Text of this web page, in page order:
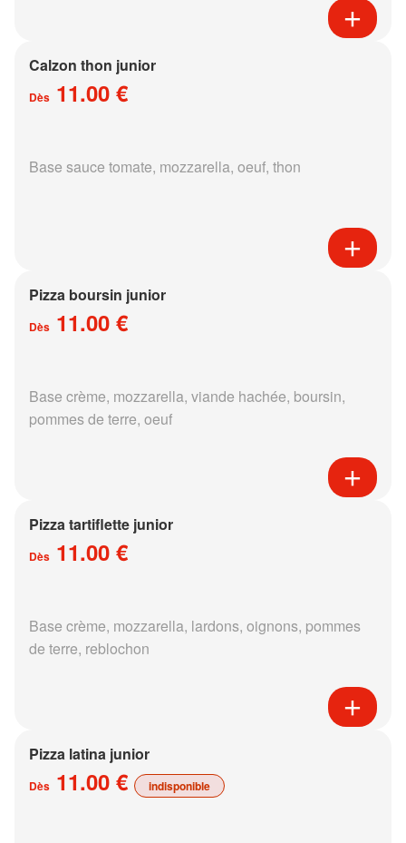
Calzon thon junior
Dès 11.00 €
Base sauce tomate, mozzarella, oeuf, thon
Pizza boursin junior
Dès 11.00 €
Base crème, mozzarella, viande hachée, boursin,
pommes de terre, oeuf
Pizza tartiflette junior
Dès 11.00 €
Base crème, mozzarella, lardons, oignons, pommes
de terre, reblochon
Pizza latina junior
Dès 11.00 € indisponible